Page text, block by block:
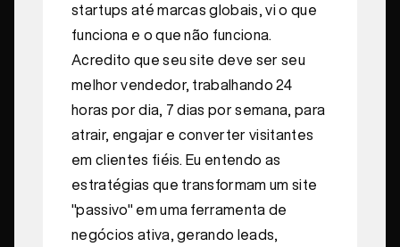
startups até marcas globais, vi o que
funciona e o que não funciona.
Acredito que seu site deve ser seu
melhor vendedor, trabalhando 24
horas por dia, 7 dias por semana, para
atrair, engajar e converter visitantes
em clientes fiéis. Eu entendo as
estratégias que transformam um site
"passivo" em uma ferramenta de
negócios ativa, gerando leads,